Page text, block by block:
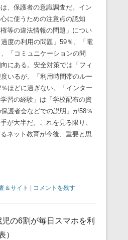
、保護者の意識調査だ。イン
に使うための注意点の認知
等の違法情報の問題」につい
度の利用の問題」59％、「電
「コミュニケーションの問
にある。安全対策では「フィ
いるが、「利用時間帯のルー
ほどに過ぎない。「インター
習の経験」は「学校配布の資
護者会などでの説明」が58％
が大半だ。これを見る限り、
ネット教育が今後、重要と思
＆サイト コメントを残す
の6割が毎日スマホを利
）